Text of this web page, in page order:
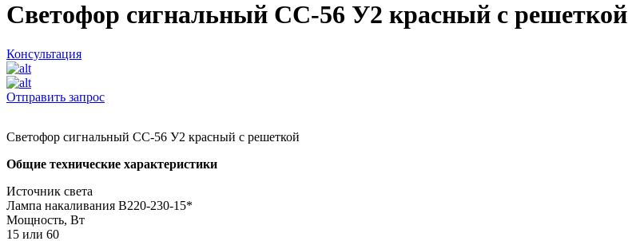
Светофор сигнальный СС-56 У2 красный с решеткой
Консультация
Отправить запрос
Светофор сигнальный СС-56 У2 красный с решеткой
Общие технические характеристики
Источник света
Лампа накаливания В220-230-15*
Мощность, Вт
15 или 60